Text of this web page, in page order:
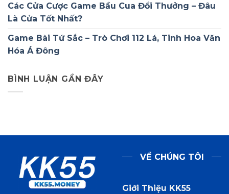
Các Cửa Cược Game Bầu Cua Đổi Thưởng – Đâu
Là Cửa Tốt Nhất?
Game Bài Tứ Sắc – Trò Chơi 112 Lá, Tinh Hoa Văn
Hóa Á Đông
BÌNH LUẬN GẦN ĐÂY
VỀ CHÚNG TÔI
Giới Thiệu KK55